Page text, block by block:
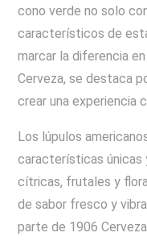
cono verde no solo
característicos de
marcar la diferencia
Cerveza, se destaca
crear una experiencia
Los lúpulos
características únicas
cítricas, frutales y
de sabor fresco y
parte de 1906